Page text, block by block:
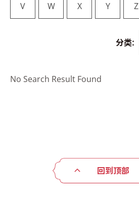
V W X Y Z
分类:
No Search Result Found
回到顶部